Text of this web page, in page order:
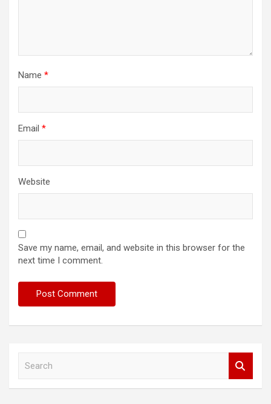
Name *
Email *
Website
Save my name, email, and website in this browser for the
next time I comment.